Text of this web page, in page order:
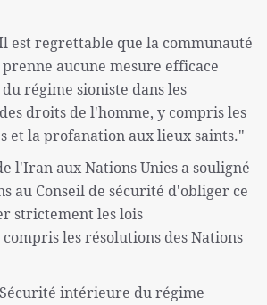
est regrettable que la communauté
aucune mesure efficace
régime sioniste dans les
droits de l'homme, y compris les
et la profanation aux lieux saints."
l'Iran aux Nations Unies a souligné
au Conseil de sécurité d'obliger ce
strictement les lois
les résolutions des Nations
intérieure du régime